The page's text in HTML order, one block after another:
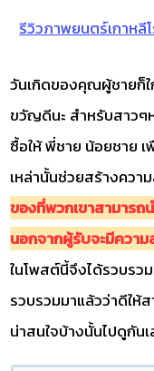
รีวิวภาพยนตร์เกาหลี
วันเกิดของคุณผู้ชายก็ใ
ขวัญดีนะ สำหรับสาวๆ
ซื้อให้ พี่ชาย น้อยชาย
เหล่านั้นช่วยสร้างควา
ของที่พวกเขาสามารถ
นอกจากผู้รับจะมีความ
ในโพสต์นี้จึงได้รวบรว
รวบรวมมาแล้วว่าดีให้
น่าสนใจบ้างนั้นไปดูกัน